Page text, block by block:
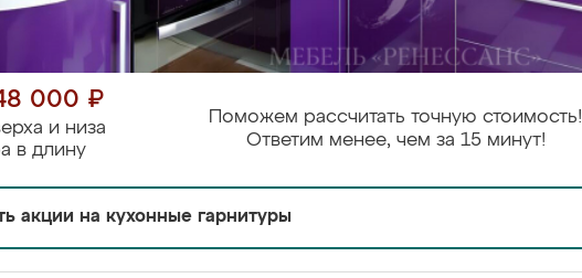
000 ₽
и низа
в длину
Поможем рассчитать точную стоимость!
Ответим менее, чем за 15 минут!
акции на кухонные гарнитуры